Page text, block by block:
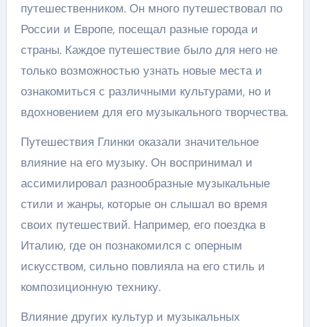
путешественником. Он много путешествовал по
России и Европе, посещал разные города и
страны. Каждое путешествие было для него не
только возможностью узнать новые места и
ознакомиться с различными культурами, но и
вдохновением для его музыкального творчества.
Путешествия Глинки оказали значительное
влияние на его музыку. Он воспринимал и
ассимилировал разнообразные музыкальные
стили и жанры, которые он слышал во время
своих путешествий. Например, его поездка в
Италию, где он познакомился с оперным
искусством, сильно повлияла на его стиль и
композиционную технику.
Влияние других культур и музыкальных